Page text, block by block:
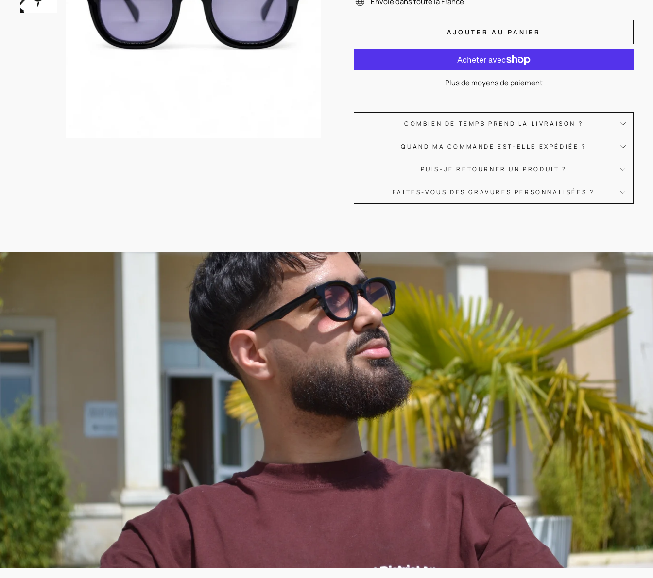
AJOUTER AU PANIER
Plus de moyens de paiement
COMBIEN DE TEMPS PREND LA LIVRAISON ?
QUAND MA COMMANDE EST-ELLE EXPÉDIÉE ?
PUIS-JE RETOURNER UN PRODUIT ?
FAITES-VOUS DES GRAVURES PERSONNALISÉES ?